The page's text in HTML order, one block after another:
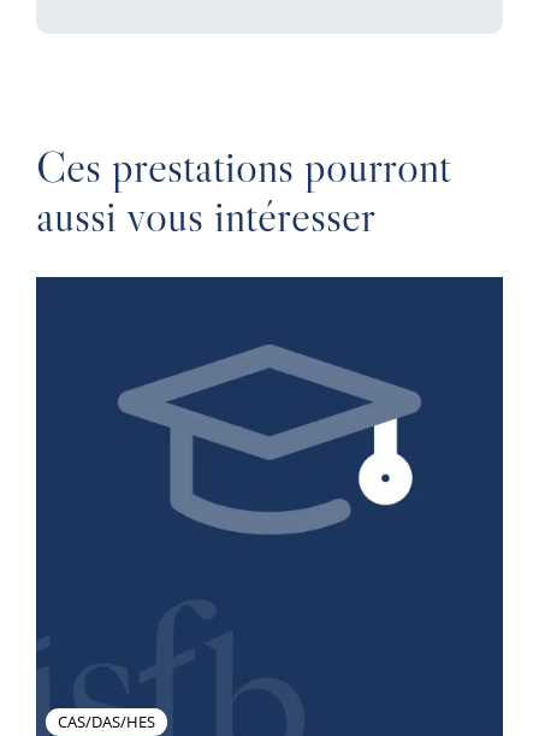
Ces prestations pourront
aussi vous intéresser
CAS/DAS/HES